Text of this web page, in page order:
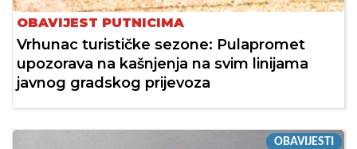
OBAVIJEST PUTNICIMA
Vrhunac turističke sezone: Pulapromet
upozorava na kašnjenja na svim linijama
javnog gradskog prijevoza
OBAVIJESTI